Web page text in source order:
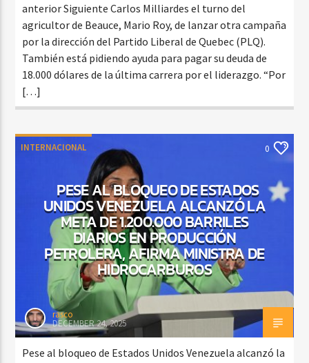
anterior Siguiente Carlos Milliardes el turno del
agricultor de Beauce, Mario Roy, de lanzar otra campaña
por la dirección del Partido Liberal de Quebec (PLQ).
También está pidiendo ayuda para pagar su deuda de
18.000 dólares de la última carrera por el liderazgo. “Por
[…]
INTERNACIONAL 0
PESE AL BLOQUEO DE ESTADOS
UNIDOS VENEZUELA ALCANZÓ LA
META DE 1.200.000 BARRILES
DIARIOS EN PRODUCCIÓN
PETROLERA, AFIRMA MINISTRA DE
HIDROCARBUROS
rasco
DECEMBER 24, 2025
Pese al bloqueo de Estados Unidos Venezuela alcanzó la